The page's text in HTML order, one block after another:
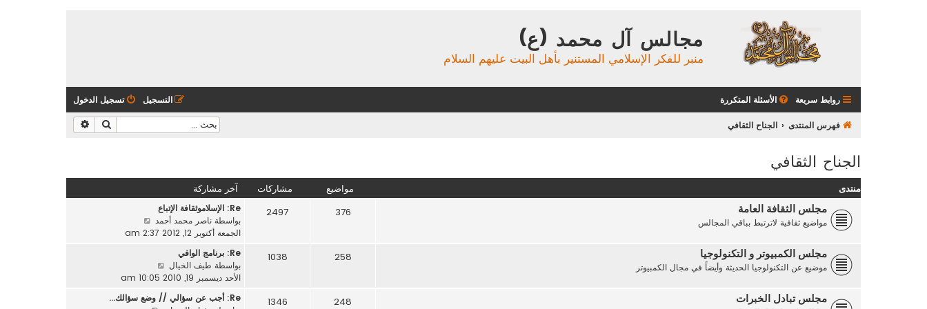
مجالس آل محمد (ع)
منبر للفكر الإسلامي المستنير بأهل البيت عليهم السلام
روابط سريعة الأسئلة المتكررة تسجيل الدخول التسجيل
فهرس المنتدى الجناح الثقافي بحث
الجناح الثقافي
منتدى مواضيع مشاركات آخر مشاركة
مجلس الثقافة العامة
مواضيع ثقافية لاترتبط بباقي المجالس
376
2497
Re: الإسلاموثقافة الإتباع
بواسطة ناصر محمد أحمد
خ
الجمعة أكتوبر 12, 2012 2:37 am
مجلس الكمبيوتر و التكنولوجيا
موضيع عن التكنولوجيا الحديثة وأيضاً في مجال الكمبيوتر
258
1038
Re: برنامج الوافي
بواسطة طيف الخيال
ا
د
الأحد ديسمبر 19, 2010 10:05 am
مجلس تبادل الخبرات 248
1346
Re: أجب عن سؤالي // وضع سؤالك…